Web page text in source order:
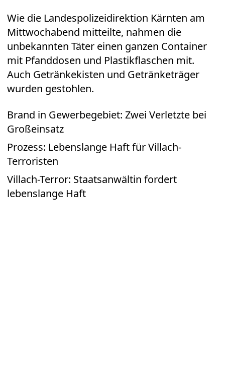
Wie die Landespolizeidirektion Kärnten am
Mittwochabend mitteilte, nahmen die
unbekannten Täter einen ganzen Container
mit Pfanddosen und Plastikflaschen mit.
Auch Getränkekisten und Getränketräger
wurden gestohlen.
Brand in Gewerbegebiet: Zwei Verletzte bei
Großeinsatz
Prozess: Lebenslange Haft für Villach-
Terroristen
Villach-Terror: Staatsanwältin fordert
lebenslange Haft